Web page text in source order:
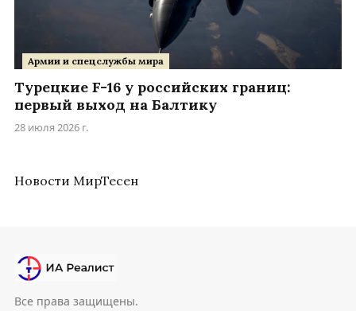
Армии и спецслужбы мира
Турецкие F-16 у российских границ:
первый выход на Балтику
28 июля 2026 г.
Новости МирТесен
Все права защищены.